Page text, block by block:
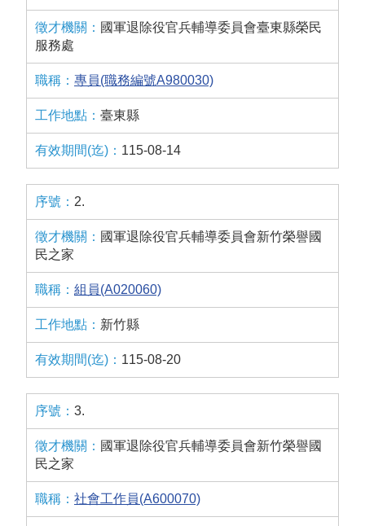
國軍退除役官兵輔導委員會臺東縣榮民
服務處
專員(職務編號A980030)
臺東縣
115-08-14
2.
國軍退除役官兵輔導委員會新竹榮譽國
民之家
組員(A020060)
新竹縣
115-08-20
3.
國軍退除役官兵輔導委員會新竹榮譽國
民之家
社會工作員(A600070)